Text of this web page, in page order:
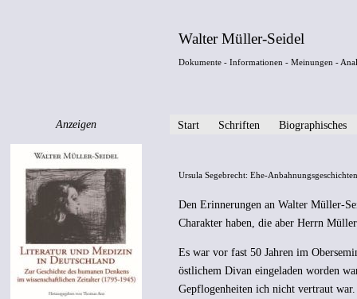
Anzeigen
Walter Müller-Seidel
Dokumente - Informationen - Meinungen -
Start Schriften Biographisches
Ursula Segebrecht: Ehe-
Den Erinnerungen an Walter Müller-
Charakter haben, die aber Herrn
Es war vor fast 50 Jahren im
östlichem Divan eingeladen worden
Gepflogenheiten ich nicht vertraut